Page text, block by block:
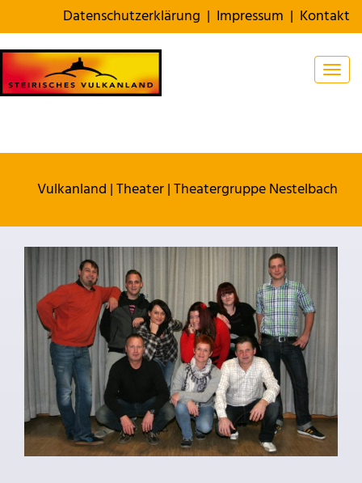
Datenschutzerklärung | Impressum | Kontakt
Vulkanland |Theater|Theatergruppe Nestelbach